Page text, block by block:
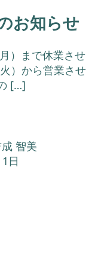
お知らせ
）まで休業させ
）から営業させ
[…]
智美
日